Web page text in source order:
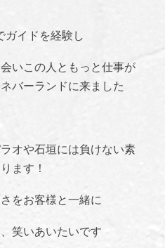
ガイドを経験し
いこの人ともっと仕事が
バーランドに来ました
オや石垣には負けない素
ます！
をお客様と一緒に
笑いあいたいです